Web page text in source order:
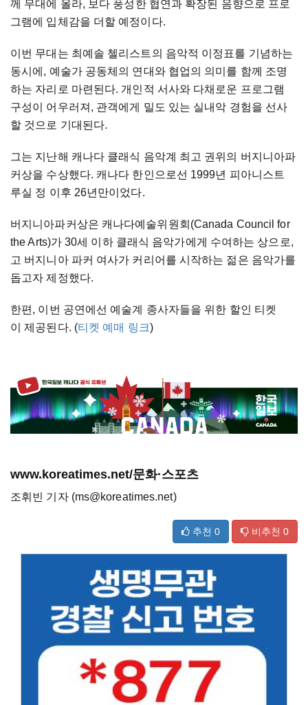
께 무대에 올라, 보다 풍성한 협연과 확장된 음향으로 프로
그램에 입체감을 더할 예정이다.
이번 무대는 최예솔 첼리스트의 음악적 이정표를 기념하는
동시에, 예술가 공동체의 연대와 협업의 의미를 함께 조명
하는 자리로 마련된다. 개인적 서사와 다채로운 프로그램
구성이 어우러져, 관객에게 밀도 있는 실내악 경험을 선사
할 것으로 기대된다.
그는 지난해 캐나다 클래식 음악계 최고 권위의 버지니아파
커상을 수상했다. 캐나다 한인으로선 1999년 피아니스트
루실 정 이후 26년만이었다.
버지니아파커상은 캐나다예술위원회(Canada Council for
the Arts)가 30세 이하 클래식 음악가에게 수여하는 상으로,
고 버지니아 파커 여사가 커리어를 시작하는 젊은 음악가를
돕고자 제정했다.
한편, 이번 공연에선 예술계 종사자들을 위한 할인 티켓
이 제공된다. (티켓 예매 링크)
www.koreatimes.net/문화·스포츠
조휘빈 기자 (ms@koreatimes.net)
추천 0 비추천 0